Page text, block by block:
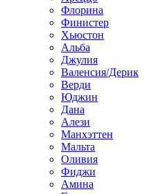
Флорина
Финистер
Хьюстон
Альба
Джулия
Валенсия/Дерик
Верди
Юджин
Дана
Алези
Манхэттен
Мальта
Оливия
Фиджи
Амина